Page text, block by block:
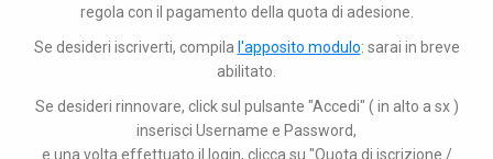
regola con il pagamento della quota di adesione.
Se desideri iscriverti, compila l'apposito modulo: sarai in breve
abilitato.
Se desideri rinnovare, click sul pulsante "Accedi" ( in alto a sx )
inserisci Username e Password,
e una volta effettuato il login, clicca su "Quota di iscrizione /